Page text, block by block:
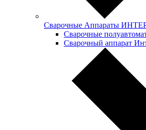
Сварочные Аппараты
Сварочные
Сварочный аппарат